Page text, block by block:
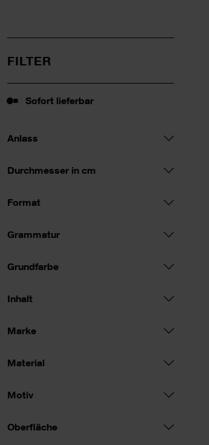
FILTER
Sofort lieferbar
Sofort lieferbar
Anlass
Durchmesser in cm
Format
Grammatur
Grundfarbe
Inhalt
Marke
Material
Motiv
Oberfläche